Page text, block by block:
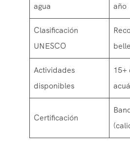
agua
año
Clasificación
UNESCO
Actividades
disponibles
15+
Certificación